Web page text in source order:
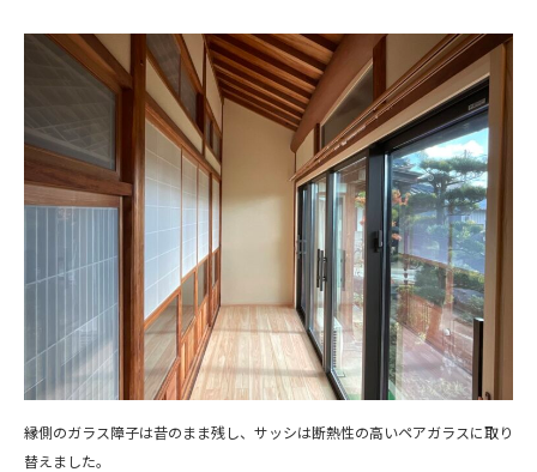
縁側のガラス障子は昔のまま残し、サッシは断熱性の高いペアガラスに取り
替えました。